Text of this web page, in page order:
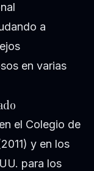
a
en varias
el Colegio de
y en los
para los